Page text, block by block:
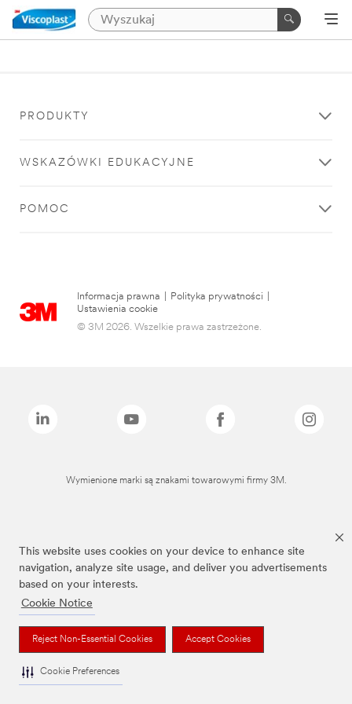
This website uses cookies on your device to enhance site
navigation, analyze site usage, and deliver you advertisements
based on your interests.
Cookie Notice
Reject Non-Essential Cookies Accept Cookies
Cookie Preferences
PRODUKTY
WSKAZÓWKI EDUKACYJNE
POMOC
Informacja prawna Polityka prywatności
Ustawienia cookie
© 3M 2026. Wszelkie prawa zastrzeżone.
Wymienione marki są znakami towarowymi firmy 3M.